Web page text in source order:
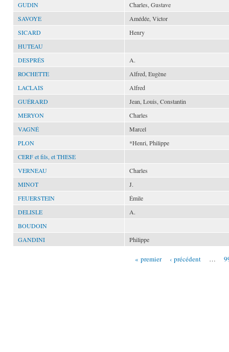
GUDIN
Charles, Gustave
SAVOYE
Amédée, Victor
SICARD
Henry
HUTEAU
DESPRÉS
A.
ROCHETTE
Alfred, Eugène
LACLAIS
Alfred
GUÉRARD
Jean, Louis, Constantin
MERYON
Charles
VAGNÉ
Marcel
PLON
*Henri, Philippe
CERF et fils, et THESE
VERNEAU
Charles
MINOT
J.
FEUERSTEIN
Émile
DELISLE
A.
BOUDOIN
GANDINI
Philippe
« premier ‹ précédent …